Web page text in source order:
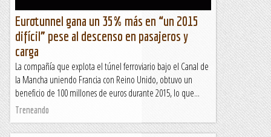
Eurotunnel gana un 35% más en “un 2015
difícil” pese al descenso en pasajeros y
carga
La compañía que explota el túnel ferroviario bajo el Canal de
la Mancha uniendo Francia con Reino Unido, obtuvo un
beneficio de 100 millones de euros durante 2015, lo que...
Treneando